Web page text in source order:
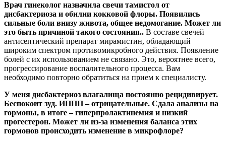
Врач гинеколог назначила свечи тамистол от
дисбактериоза и обилии кокковой флоры. Появились
сильные боли внизу живота, общее недомогание. Может ли
это быть причиной такого состояния.. В составе свечей
антисептический препарат мирамистин, обладающий
широким спектром противомикробного действия. Появление
болей с их использованием не связано. Это, вероятнее всего,
прогрессирование воспалительного процесса. Вам
необходимо повторно обратиться на прием к специалисту.
У меня дисбактериоз влагалища постоянно рецидивирует.
Беспокоит зуд. ИППП – отрицательные. Сдала анализы на
гормоны, в итоге – гиперпролактинемия и низкий
прогестерон. Может ли из-за изменения баланса этих
гормонов происходить изменение в микрофлоре?